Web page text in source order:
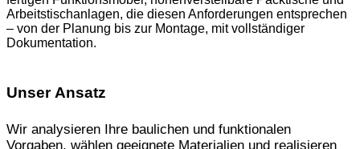
Arbeitstischanlagen, die diesen Anforderungen entsprechen
– von der Planung bis zur Montage, mit vollständiger
Dokumentation.
Unser Ansatz
Wir analysieren Ihre baulichen und funktionalen
Vorgaben, wählen geeignete Materialien und realisieren